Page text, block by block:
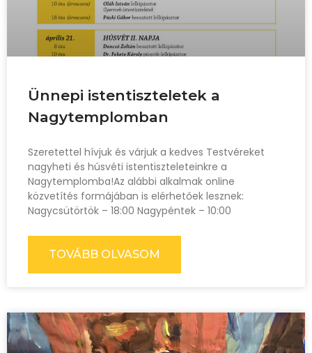
Ünnepi istentiszteletek a
Nagytemplomban
Szeretettel hívjuk és várjuk a kedves Testvéreket
nagyheti és húsvéti istentiszteleteinkre a
Nagytemplomba!Az alábbi alkalmak online
közvetítés formájában is elérhetőek lesznek:
Nagycsütörtök – 18:00 Nagypéntek – 10:00
TOVÁBB OLVASOM